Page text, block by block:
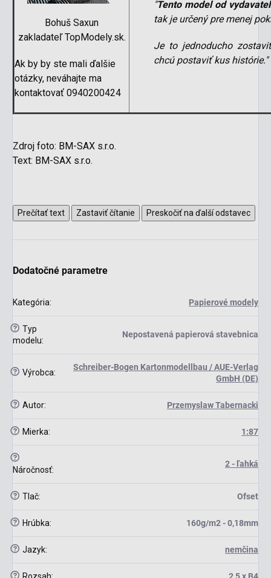
Bohuš Saxun
zakladateľ TopModely.sk.
Ak by by ste mali ďalšie
otázky, neváhajte ma
kontaktovať 0940200424
"Tento model od
tak je určený pre menej
Je to jednoducho
chcú postaviť kus histórie."
Zdroj foto: BM-SAX s.r.o.
Text: BM-SAX s.r.o.
Prečítať text Zastaviť čítanie Preskočiť na ďalší odstavec
Dodatočné parametre
Kategória: Papierové modely
? Typ
modelu:
Nepostavená papierová stavebnica
? Výrobca:
Schreiber-Bogen Kartonmodellbau / AUE-Verlag
GmbH (DE)
? Autor: Przemyslaw Tabernacki
? Mierka: 1:87
?
Náročnosť:
2 - ľahká
? Tlač: Ofset
? Hrúbka: 160g/m2 - 0,18mm
? Jazyk: nemčina
?